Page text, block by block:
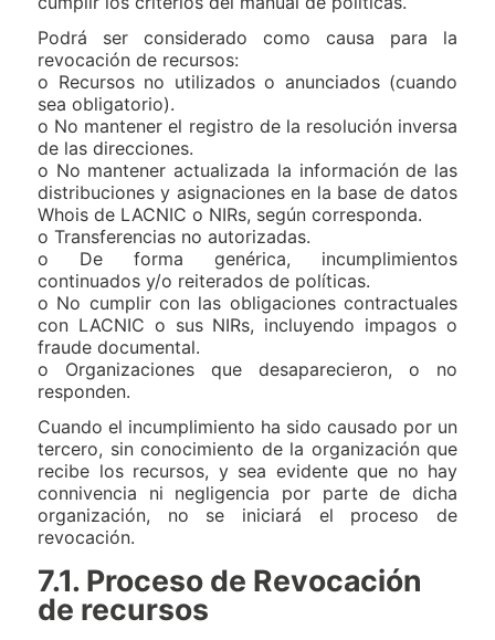
Podrá ser considerado como causa para la
revocación de recursos:
o Recursos no utilizados o anunciados (cuando
sea obligatorio).
o No mantener el registro de la resolución inversa
de las direcciones.
o No mantener actualizada la información de las
distribuciones y asignaciones en la base de datos
Whois de LACNIC o NIRs, según corresponda.
o Transferencias no autorizadas.
o De forma genérica, incumplimientos
continuados y/o reiterados de políticas.
o No cumplir con las obligaciones contractuales
con LACNIC o sus NIRs, incluyendo impagos o
fraude documental.
o Organizaciones que desaparecieron, o no
responden.
Cuando el incumplimiento ha sido causado por un
tercero, sin conocimiento de la organización que
recibe los recursos, y sea evidente que no hay
connivencia ni negligencia por parte de dicha
organización, no se iniciará el proceso de
revocación.
7.1. Proceso de Revocación
de recursos